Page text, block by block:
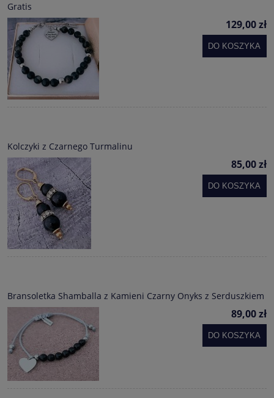
Gratis
129,00 zł
DO KOSZYKA
Kolczyki z Czarnego Turmalinu
85,00 zł
DO KOSZYKA
Bransoletka Shamballa z Kamieni Czarny Onyks z Serduszkiem
89,00 zł
DO KOSZYKA